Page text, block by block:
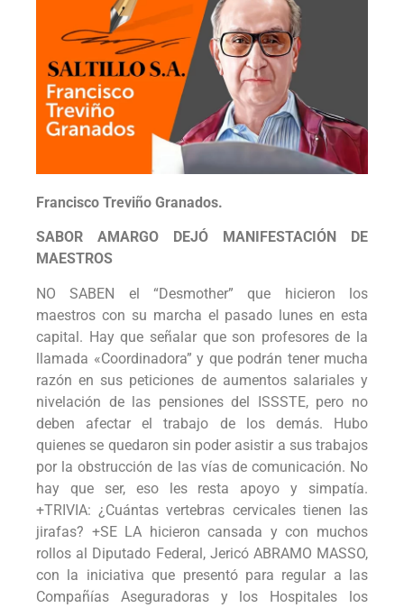
Francisco Treviño Granados.
SABOR AMARGO DEJÓ MANIFESTACIÓN DE
MAESTROS
NO SABEN el “Desmother” que hicieron los
maestros con su marcha el pasado lunes en esta
capital. Hay que señalar que son profesores de la
llamada «Coordinadora” y que podrán tener mucha
razón en sus peticiones de aumentos salariales y
nivelación de las pensiones del ISSSTE, pero no
deben afectar el trabajo de los demás. Hubo
quienes se quedaron sin poder asistir a sus trabajos
por la obstrucción de las vías de comunicación. No
hay que ser, eso les resta apoyo y simpatía.
+TRIVIA: ¿Cuántas vertebras cervicales tienen las
jirafas? +SE LA hicieron cansada y con muchos
rollos al Diputado Federal, Jericó ABRAMO MASSO,
con la iniciativa que presentó para regular a las
Compañías Aseguradoras y los Hospitales los